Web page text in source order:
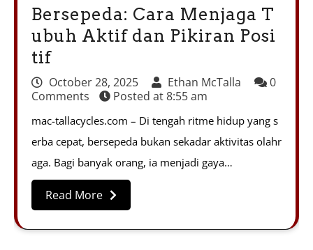
Bersepeda: Cara Menjaga T
ubuh Aktif dan Pikiran Posi
tif
October 28, 2025 Ethan McTalla
0
Comments
Posted at8:55 am
mac-tallacycles.com – Di tengah ritme hidup yang s
erba cepat, bersepeda bukan sekadar aktivitas olahr
aga. Bagi banyak orang, ia menjadi gaya…
Read More